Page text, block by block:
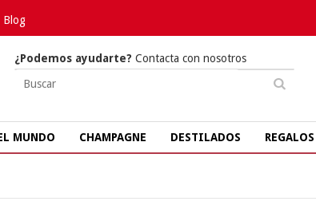
Blog
¿Podemos ayudarte? Contacta con nosotros
MUNDO CHAMPAGNE DESTILADOS REGALOS